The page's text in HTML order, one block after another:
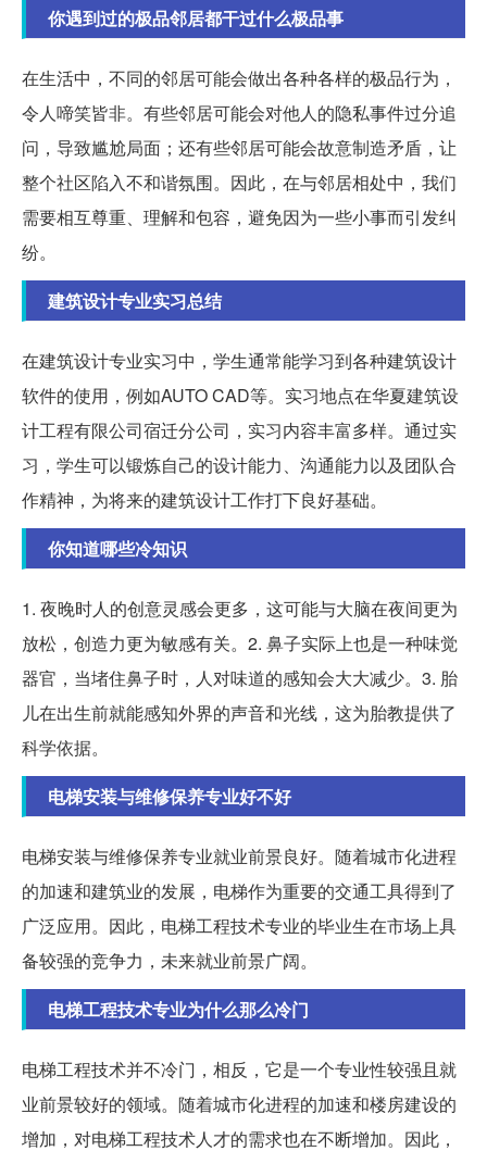
你遇到过的极品邻居都干过什么极品事
在生活中，不同的邻居可能会做出各种各样的极品行为，
令人啼笑皆非。有些邻居可能会对他人的隐私事件过分追
问，导致尴尬局面；还有些邻居可能会故意制造矛盾，让
整个社区陷入不和谐氛围。因此，在与邻居相处中，我们
需要相互尊重、理解和包容，避免因为一些小事而引发纠
纷。
建筑设计专业实习总结
在建筑设计专业实习中，学生通常能学习到各种建筑设计
软件的使用，例如AUTO CAD等。实习地点在华夏建筑设
计工程有限公司宿迁分公司，实习内容丰富多样。通过实
习，学生可以锻炼自己的设计能力、沟通能力以及团队合
作精神，为将来的建筑设计工作打下良好基础。
你知道哪些冷知识
1. 夜晚时人的创意灵感会更多，这可能与大脑在夜间更为
放松，创造力更为敏感有关。2. 鼻子实际上也是一种味觉
器官，当堵住鼻子时，人对味道的感知会大大减少。3. 胎
儿在出生前就能感知外界的声音和光线，这为胎教提供了
科学依据。
电梯安装与维修保养专业好不好
电梯安装与维修保养专业就业前景良好。随着城市化进程
的加速和建筑业的发展，电梯作为重要的交通工具得到了
广泛应用。因此，电梯工程技术专业的毕业生在市场上具
备较强的竞争力，未来就业前景广阔。
电梯工程技术专业为什么那么冷门
电梯工程技术并不冷门，相反，它是一个专业性较强且就
业前景较好的领域。随着城市化进程的加速和楼房建设的
增加，对电梯工程技术人才的需求也在不断增加。因此，